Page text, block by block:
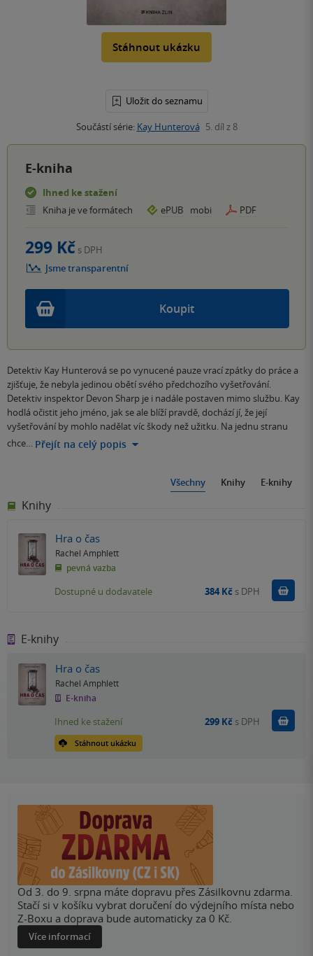
Stáhnout ukázku
Uložit do seznamu
Součástí série: Kay Hunterová 5. díl z 8
E-kniha
Ihned ke stažení
Kniha je ve formátech
ePUB mobi PDF
Koupit
299 Kč s DPH
Jsme transparentní
Detektiv Kay Hunterová se po vynucené pauze vrací zpátky do práce a
zjišťuje, že nebyla jedinou obětí svého předchozího vyšetřování.
Detektiv inspektor Devon Sharp je i nadále postaven mimo službu. Kay
hodlá očistit jeho jméno, jak se ale blíží pravdě, dochází jí, že její
vyšetřování by mohlo nadělat víc škody než užitku. Na jednu stranu
chce… Přejít na celý popis
Všechny Knihy E-knihy
Knihy
Hra o čas
Rachel Amphlett
pevná vazba
Dostupné u dodavatele 384 Kč s DPH
E-knihy
Hra o čas
Rachel Amphlett
E-kniha
Stáhnout ukázku
Ihned ke stažení 299 Kč s DPH Koupit
Od 3. do 9. srpna máte dopravu přes Zásilkovnu zdarma.
Stačí si v košíku vybrat doručení do výdejního místa nebo
Z-Boxu a doprava bude automaticky za 0 Kč.
Více informací